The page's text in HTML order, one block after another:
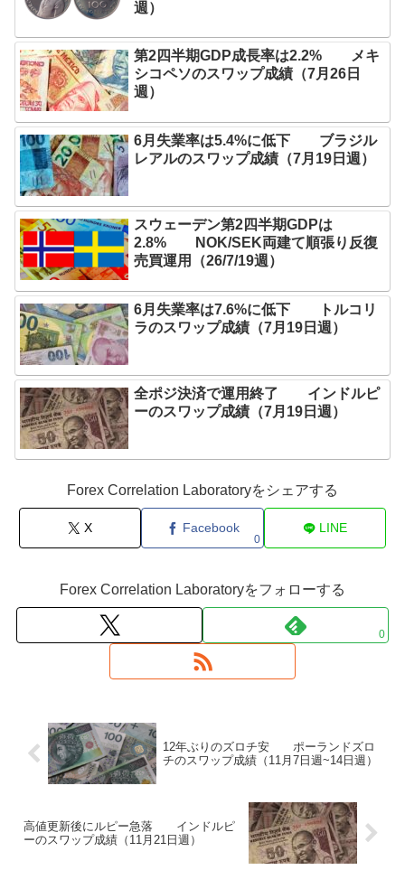
週）
第2四半期GDP成長率は2.2% メキ
シコペソのスワップ成績（7月26日
週）
6月失業率は5.4%に低下 ブラジル
レアルのスワップ成績（7月19日週）
スウェーデン第2四半期GDPは
2.8% NOK/SEK両建て順張り反復
売買運用（26/7/19週）
6月失業率は7.6%に低下 トルコリ
ラのスワップ成績（7月19日週）
全ポジ決済で運用終了 インドルピ
ーのスワップ成績（7月19日週）
Forex Correlation Laboratoryをシェアする
X Facebook
0
LINE
Forex Correlation Laboratoryをフォローする
0
12年ぶりのズロチ安 ポーランドズロ
チのスワップ成績（11月7日週~14日週）
高値更新後にルピー急落 インドルピ
ーのスワップ成績（11月21日週）